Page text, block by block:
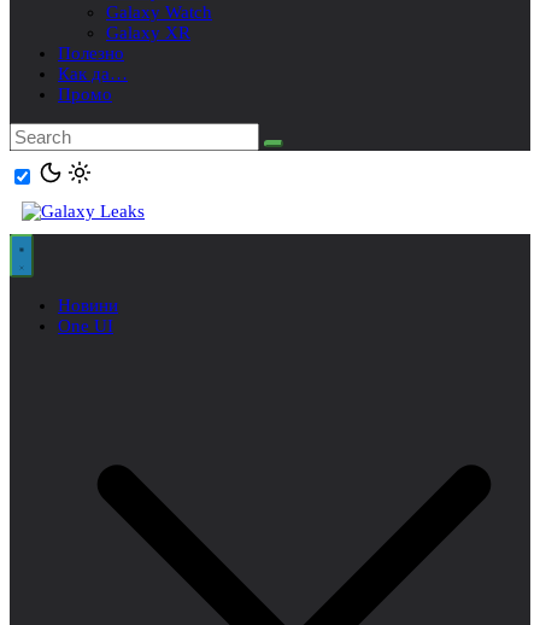
Galaxy Watch
Galaxy XR
Полезно
Как да…
Промо
Новини
One UI